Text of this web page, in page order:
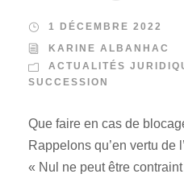
1 DÉCEMBRE 2022
KARINE ALBANHAC
ACTUALITÉS
SUCCESSION
Que faire en cas de
Rappelons qu’en vertu de
« Nul ne peut être